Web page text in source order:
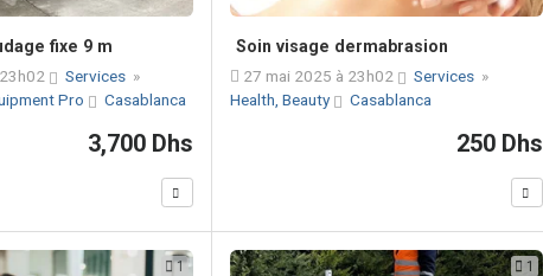
fixe 9 m
Services »
Pro
Casablanca
3,700 Dhs
Soin visage dermabrasion
27 mai 2025 à 23h02
Services »
Health, Beauty
Casablanca
250 Dhs
1 1